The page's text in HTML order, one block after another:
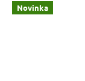
Novinka